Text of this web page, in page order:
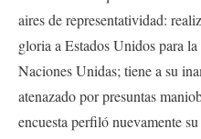
aires de representatividad:
gloria a Estados Unidos para
Naciones Unidas; tiene a su
atenazado por presuntas
encuesta perfiló nuevamente